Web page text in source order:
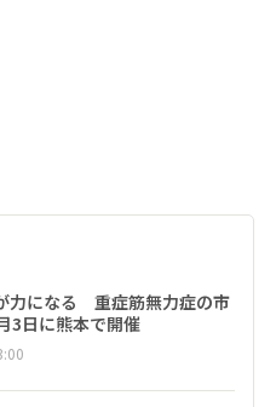
力になる 重症筋無力症の市
3日に熊本で開催